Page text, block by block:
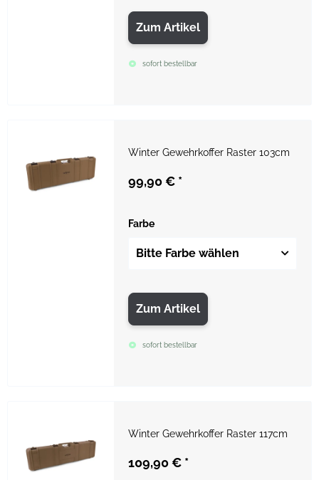
Zum Artikel
sofort bestellbar
Winter Gewehrkoffer Raster 103cm
99,90 € *
Farbe
Bitte Farbe wählen
Zum Artikel
sofort bestellbar
Winter Gewehrkoffer Raster 117cm
109,90 € *